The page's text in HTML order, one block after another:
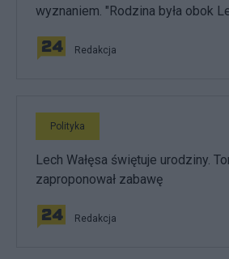
wyznaniem. "Rodzina była obok
Redakcja
Polityka
Lech Wałęsa świętuje urodziny.
zaproponował zabawę
Redakcja